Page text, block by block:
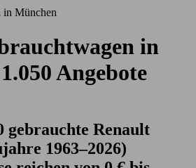
in München
in
Angebote
gebrauchte Renault
1963–2026)